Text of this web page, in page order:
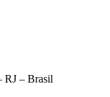
RJ – Brasil